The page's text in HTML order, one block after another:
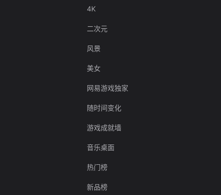
4K
二次元
风景
美女
网易游戏独家
随时间变化
游戏成就墙
音乐桌面
热门榜
新品榜